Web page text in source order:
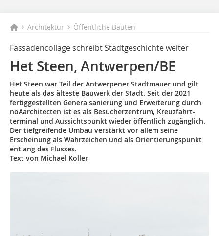
Architektur Öffentliche Bauten
Fassadencollage schreibt Stadtgeschichte weiter
Het Steen, Antwerpen/BE
Het Steen war Teil der Antwerpener Stadtmauer und gilt
heute als das älteste Bauwerk der Stadt. Seit der 2021
fertig­gestellten Generalsanierung und Erweiterung durch
noAarchitecten ist es als Besucherzentrum, Kreuzfahrt­
terminal und Aussichtspunkt wieder öffentlich zugänglich.
Der tiefgreifende Umbau verstärkt vor allem seine
Erscheinung als Wahrzeichen und als Orientierungspunkt
entlang des Flusses.
Text von Michael Koller